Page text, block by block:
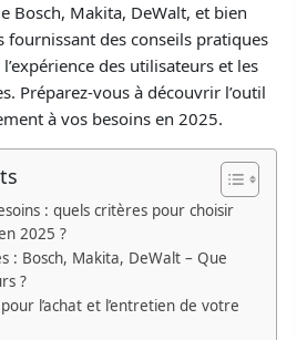
Bosch, Makita, DeWalt, et bien
fournissant des conseils pratiques
des utilisateurs et les
Préparez-vous à découvrir l’outil
à vos besoins en 2025.
: quels critères pour choisir
2025 ?
: Bosch, Makita, DeWalt – Que
?
l’achat et l’entretien de votre